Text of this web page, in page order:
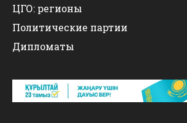
ЦГО: регионы
Политические партии
Дипломаты